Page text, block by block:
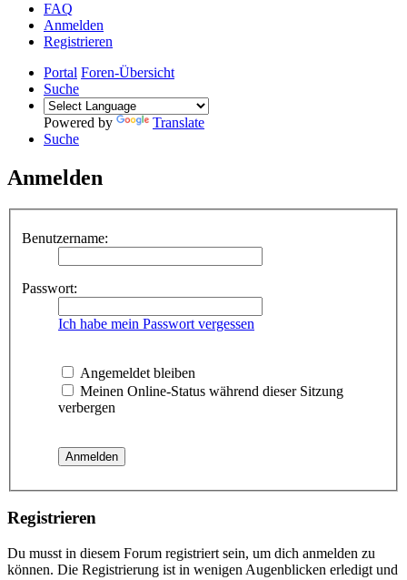
FAQ
Anmelden
Registrieren
Portal Foren-Übersicht
Suche
Powered by
Translate
Suche
Anmelden
Benutzername:
Passwort:
Ich habe mein Passwort vergessen
Angemeldet bleiben
Meinen Online-Status während dieser Sitzung
verbergen
Registrieren
Du musst in diesem Forum registriert sein, um dich anmelden zu
können. Die Registrierung ist in wenigen Augenblicken erledigt und